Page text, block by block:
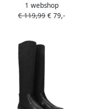
Leatherlook Dames Zwart
1 webshop
€ 119,99 € 79,-